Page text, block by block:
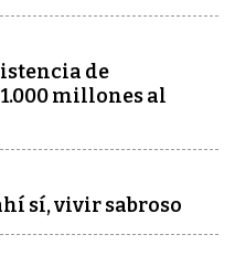
de
millones al
sí, vivir sabroso